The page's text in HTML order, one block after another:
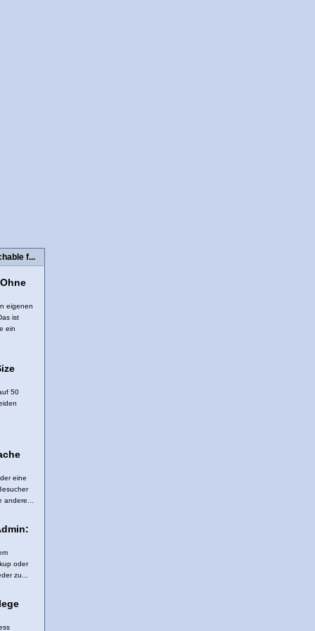
f...
eigenen
ist
ein
50
eine
andere...
oder
zu...